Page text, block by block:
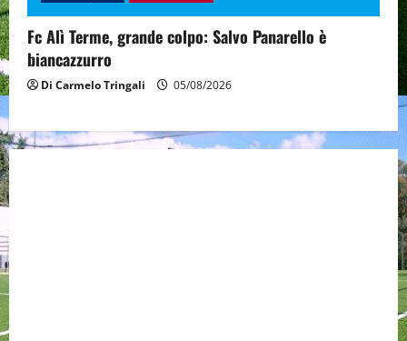
Fc Alì Terme, grande colpo: Salvo Panarello è
biancazzurro
Di Carmelo Tringali 05/08/2026